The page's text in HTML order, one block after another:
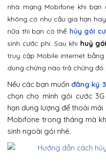
nhà mạng Mobifone khi bạn
không có nhu cầu gia hạn
nữa thì bạn có thể hủy gói
sinh cước phí. Sau khi huỷ
truy cập Mobile internet
dùng chừng nào trả chừng đó.
Nếu các bạn muốnđăng ký
chọn cho mình gói cước
hạn dung lượng để thoải
Mobifone trong tháng mà
sinh ngoài gói nhé.